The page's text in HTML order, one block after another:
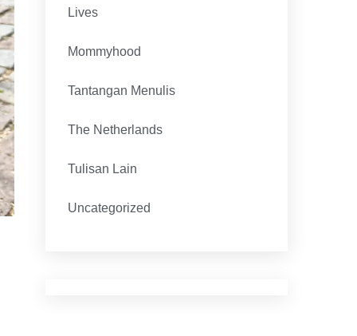
Lives
Mommyhood
Tantangan Menulis
The Netherlands
Tulisan Lain
Uncategorized